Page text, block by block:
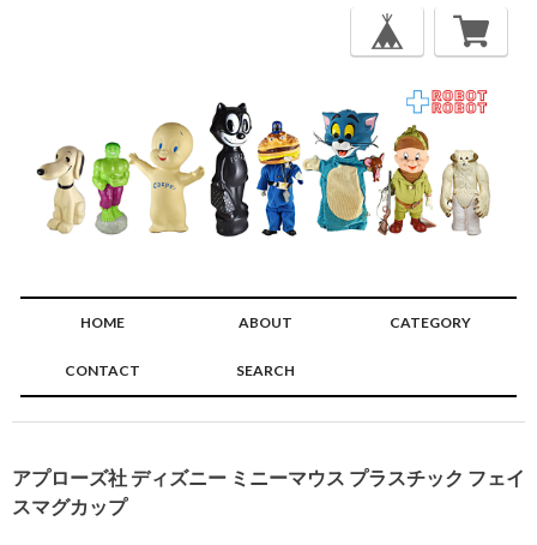
HOME ABOUT CATEGORY
CONTACT SEARCH
アプローズ社 ディズニー ミニーマウス プラスチック フェイ
スマグカップ